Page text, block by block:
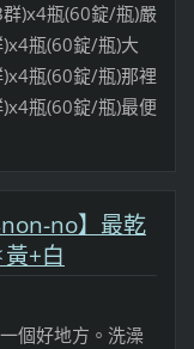
)x4瓶(60錠/瓶)嚴
瓶(60錠/瓶)大
瓶(60錠/瓶)那裡
瓶(60錠/瓶)最便
no】最乾
+白
個好地方。洗澡